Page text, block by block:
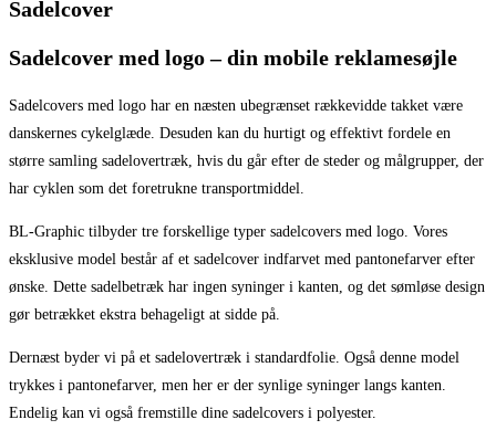
Sadelcover
Sadelcover med logo – din mobile reklamesøjle
Sadelcovers med logo har en næsten ubegrænset rækkevidde takket være
danskernes cykelglæde. Desuden kan du hurtigt og effektivt fordele en
større samling sadelovertræk, hvis du går efter de steder og målgrupper, der
har cyklen som det foretrukne transportmiddel.
BL-Graphic tilbyder tre forskellige typer sadelcovers med logo. Vores
eksklusive model består af et sadelcover indfarvet med pantonefarver efter
ønske. Dette sadelbetræk har ingen syninger i kanten, og det sømløse design
gør betrækket ekstra behageligt at sidde på.
Dernæst byder vi på et sadelovertræk i standardfolie. Også denne model
trykkes i pantonefarver, men her er der synlige syninger langs kanten.
Endelig kan vi også fremstille dine sadelcovers i polyester.